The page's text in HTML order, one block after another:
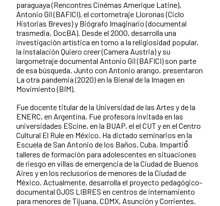
paraguaya (Rencontres Cinémas Amerique Latine),
Antonio Gil (BAFICI), el cortometraje Lloronas (Ciclo
Historias Breves) y Biógrafo Imaginario (documental
trasmedia, DocBA). Desde el 2000, desarrolla una
investigación artística en torno a la religiosidad popular,
la instalación Quiero creer (Camera Austria) y su
largometraje documental Antonio Gil (BAFICI) son parte
de esa búsqueda. Junto con Antonio arango, presentaron
La otra pandemia (2020) en la Bienal de la Imagen en
Movimiento (BIM).
Fue docente titular de la Universidad de las Artes y de la
ENERC, en Argentina. Fue profesora invitada en las
universidades EScine, en la BUAP, el el CUT y en el Centro
Cultural El Rule en México. Ha dictado seminarios en la
Escuela de San Antonio de los Baños, Cuba. Impartió́́
talleres de formación para adolescentes en situaciones
de riesgo en villas de emergencia de la Ciudad de Buenos
Aires y en los reclusorios de menores de la Ciudad de
México. Actualmente, desarrolla el proyecto pedagógico-
documental OJOS LIBRES en centros de internamiento
para menores de Tijuana, CDMX, Asunción y Corrientes.